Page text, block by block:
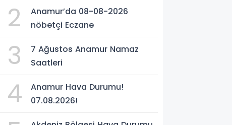
2
Anamur’da 08-08-2026
nöbetçi Eczane
3
7 Ağustos Anamur Namaz
Saatleri
4
Anamur Hava Durumu!
07.08.2026!